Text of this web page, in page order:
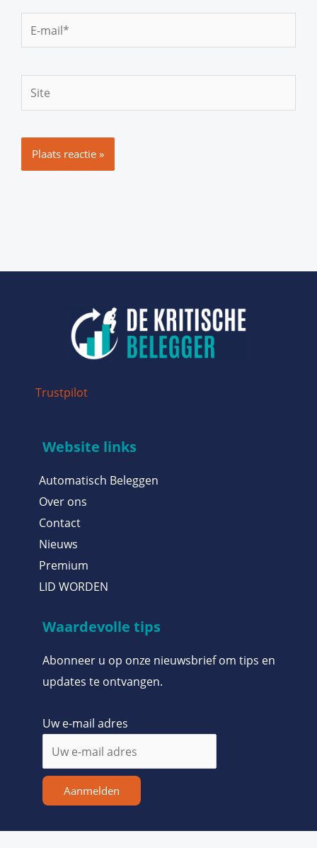
mail*
Site
Trustpilot
Website links
Automatisch Beleggen
Over ons
Contact
Nieuws
Premium
LID WORDEN
Waardevolle tips
Abonneer u op onze nieuwsbrief om tips en
updates te ontvangen.
Uw e-mail adres
Aanmelden